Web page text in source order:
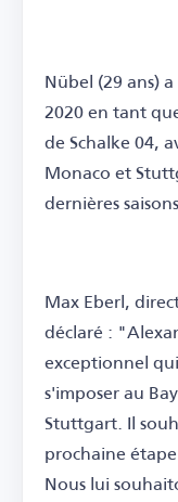
Nübel (29 ans)
2020 en tant
de Schalke 04,
Monaco et
dernières
Max Eberl,
déclaré :
exceptionnel
s'imposer au
Stuttgart. Il
prochaine
Nous lui